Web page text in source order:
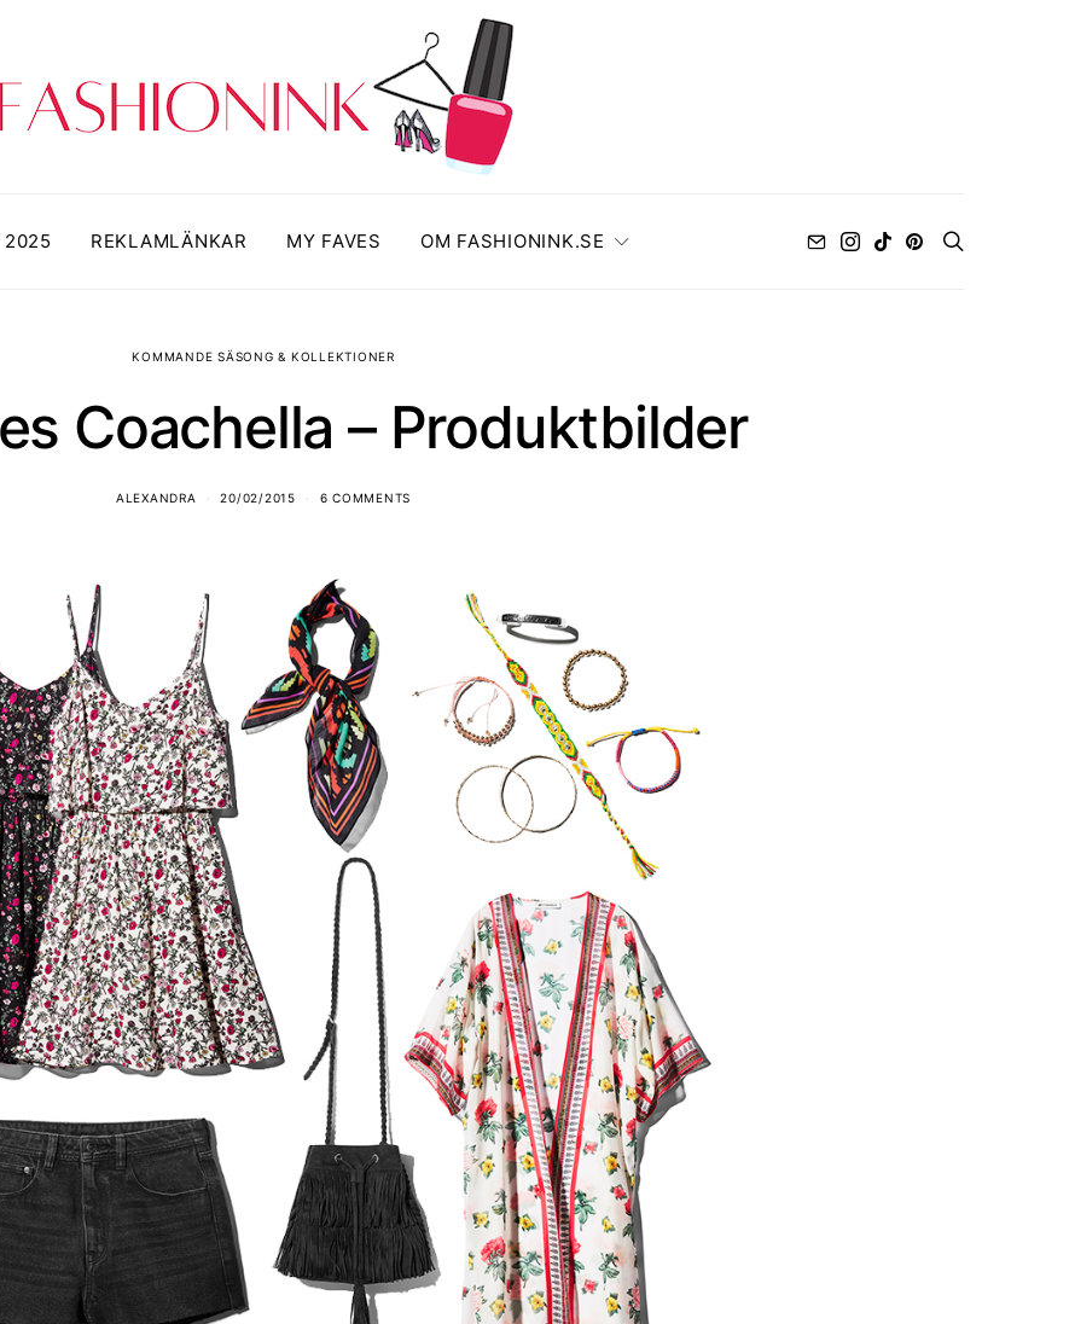
2025 REKLAMLÄNKAR MY FAVES OM FASHIONINK.SE
KOMMANDE SÄSONG & KOLLEKTIONER
Coachella – Produktbilder
ALEXANDRA 20/02/2015 6 COMMENTS